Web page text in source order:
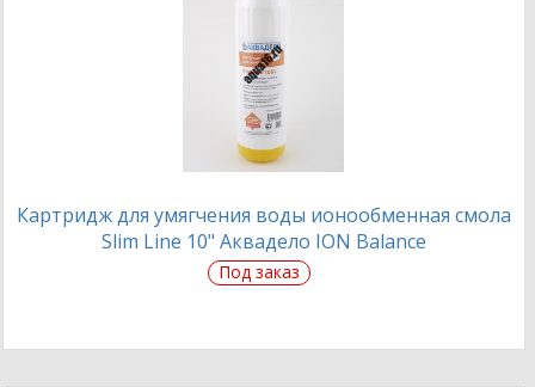
Картридж для умягчения воды ионообменная смола
Slim Line 10" Аквадело ION Balance
Под заказ